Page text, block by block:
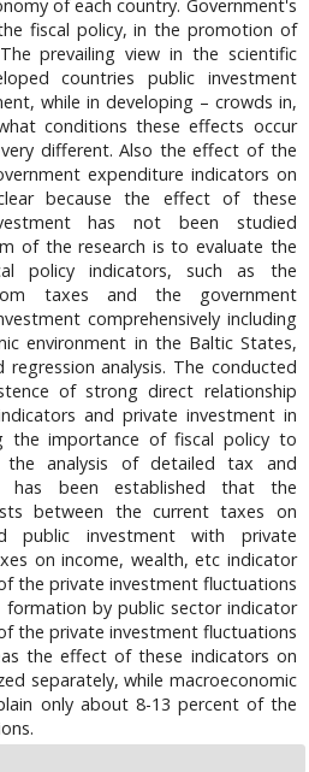
of each country. Government's
fiscal policy, in the promotion of
prevailing view in the scientific
countries public investment
while in developing – crowds in,
conditions these effects occur
different. Also the effect of the
expenditure indicators on
because the effect of these
has not been studied
of the research is to evaluate the
policy indicators, such as the
taxes and the government
comprehensively including
environment in the Baltic States,
analysis. The conducted
of strong direct relationship
and private investment in
the importance of fiscal policy to
the analysis of detailed tax and
has been established that the
between the current taxes on
public investment with private
on income, wealth, etc indicator
the private investment fluctuations
by public sector indicator
the private investment fluctuations
the effect of these indicators on
separately, while macroeconomic
only about 8-13 percent of the